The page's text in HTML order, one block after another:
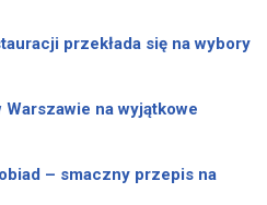
przekłada się na wybory
na wyjątkowe
– smaczny przepis na